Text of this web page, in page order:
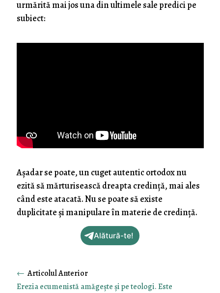
urmărită mai jos una din ultimele sale predici pe
subiect:
Așadar se poate, un cuget autentic ortodox nu
ezită să mărturisească dreapta credință, mai ales
când este atacată. Nu se poate să existe
duplicitate și manipulare în materie de credință.
Alătură-te!
←
Erezia ecumenistă amăgește și pe teologi. Este